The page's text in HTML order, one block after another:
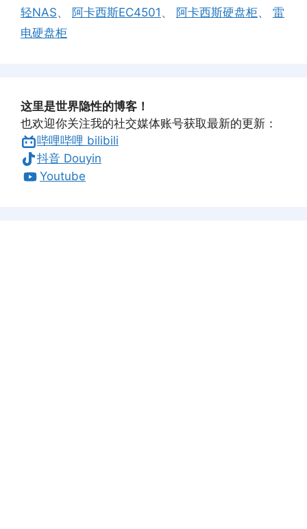
轻NAS、 阿卡西斯EC4501 、 阿卡西斯硬盘柜、 雷
电硬盘柜
这里是世界隐性的博客！
也欢迎你关注我的社交媒体账号获取最新的更新：
哔哩哔哩 bilibili
抖音 Douyin
Youtube